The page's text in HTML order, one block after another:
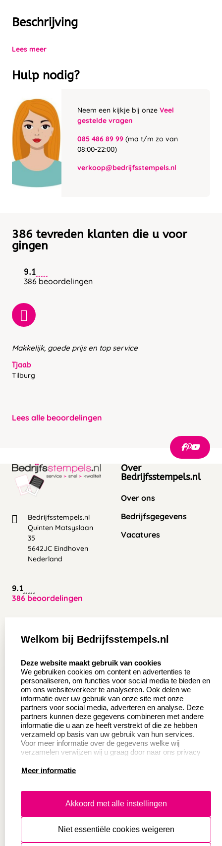
Beschrijving
Lees meer
Hulp nodig?
Neem een kijkje bij onze Veel
gestelde vragen
085 486 89 99 (ma t/m zo van
08:00-22:00)
verkoop@bedrijfsstempels.nl
386 tevreden klanten die u voor
gingen
9.1
386 beoordelingen
Makkelijk, goede prijs en top service
Tjaab
Tilburg
Lees alle beoordelingen
Bedrijfsstempels.nl
Quinten Matsyslaan
35
5642JC Eindhoven
Nederland
9.1
386 beoordelingen
Over
Bedrijfsstempels.nl
Over ons
Bedrijfsgegevens
Vacatures
Aanvraag op maat
Wederverkoper
worden
Sale
Betaling & Verzending
Contact opnemen
Veel gestelde vragen
Retourneren
Herroepingsrecht
Productinformatie:
Instructie voor
Aanleverspecificaties
Safety Sheets
Welkom bij Bedrijfsstempels.nl
Deze website maakt gebruik van cookies
We gebruiken cookies om content en advertenties te
personaliseren, om functies voor social media te bieden en
om ons websiteverkeer te analyseren. Ook delen we
informatie over uw gebruik van onze site met onze
partners voor social media, adverteren en analyse. Deze
partners kunnen deze gegevens combineren met andere
informatie die u aan ze heeft verstrekt of die ze hebben
verzameld op basis van uw gebruik van hun services.
Voor meer informatie over de gegevens welke wij
verzamelen verwijzen wij u graag door naar ons privacy
Meer informatie
Akkoord met alle instellingen
Niet essentiële cookies weigeren